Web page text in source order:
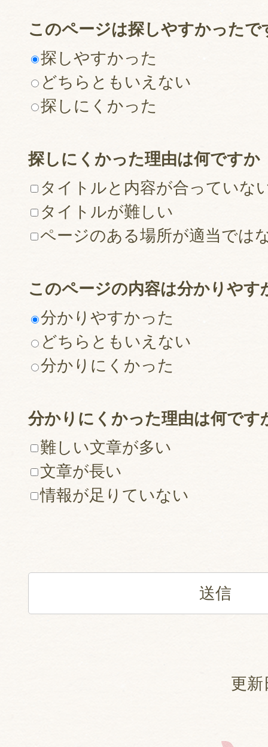
このページは探しやすかったで
探しやすかった
どちらともいえない
探しにくかった
探しにくかった理由は何ですか
タイトルと内容が合っていな
タイトルが難しい
ページのある場所が適当では
このページの内容は分かりやす
分かりやすかった
どちらともいえない
分かりにくかった
分かりにくかった理由は何です
難しい文章が多い
文章が長い
情報が足りていない
更